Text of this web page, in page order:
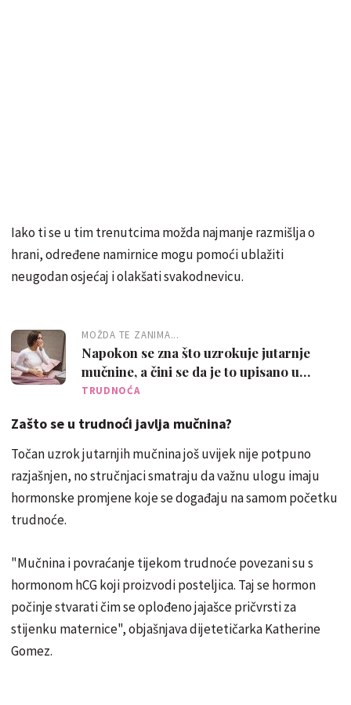
Iako ti se u tim trenutcima možda najmanje razmišlja o
hrani, određene namirnice mogu pomoći ublažiti
neugodan osjećaj i olakšati svakodnevicu.
MOŽDA TE ZANIMA...
Napokon se zna što uzrokuje jutarnje
mučnine, a čini se da je to upisano u
genima - bebinim
TRUDNOĆA
Zašto se u trudnoći javlja mučnina?
Točan uzrok jutarnjih mučnina još uvijek nije potpuno
razjašnjen, no stručnjaci smatraju da važnu ulogu imaju
hormonske promjene koje se događaju na samom početku
trudnoće.
"Mučnina i povraćanje tijekom trudnoće povezani su s
hormonom hCG koji proizvodi posteljica. Taj se hormon
počinje stvarati čim se oplođeno jajašce pričvrsti za
stijenku maternice", objašnjava dijetetičarka Katherine
Gomez.